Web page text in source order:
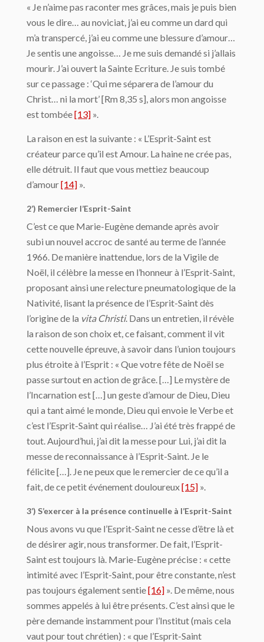
« Je n’aime pas raconter mes grâces, mais je puis bien
vous le dire… au noviciat, j’ai eu comme un dard qui
m’a transpercé, j’ai eu comme une blessure d’amour…
Je sentis une angoisse… Je me suis demandé si j’allais
mourir. J’ai ouvert la Sainte Ecriture. Je suis tombé
sur ce passage : ‘Qui me séparera de l’amour du
Christ… ni la mort’ [Rm 8,35 s], alors mon angoisse
est tombée[13] ».
La raison en est la suivante : « L’Esprit-Saint est
créateur parce qu’il est Amour. La haine ne crée pas,
elle détruit. Il faut que vous mettiez beaucoup
d’amour[14] ».
2’) Remercier l’Esprit-Saint
C’est ce que Marie-Eugène demande après avoir
subi un nouvel accroc de santé au terme de l’année
1966. De manière inattendue, lors de la Vigile de
Noël, il célèbre la messe en l’honneur à l’Esprit-Saint,
proposant ainsi une relecture pneumatologique de la
Nativité, lisant la présence de l’Esprit-Saint dès
l’origine de la vita Christi. Dans un entretien, il révèle
la raison de son choix et, ce faisant, comment il vit
cette nouvelle épreuve, à savoir dans l’union toujours
plus étroite à l’Esprit : « Que votre fête de Noël se
passe surtout en action de grâce. […] Le mystère de
l’Incarnation est […] un geste d’amour de Dieu, Dieu
qui a tant aimé le monde, Dieu qui envoie le Verbe et
c’est l’Esprit-Saint qui réalise… J’ai été très frappé de
tout. Aujourd’hui, j’ai dit la messe pour Lui, j’ai dit la
messe de reconnaissance à l’Esprit-Saint. Je le
félicite […]. Je ne peux que le remercier de ce qu’il a
fait, de ce petit événement douloureux[15] ».
3’) S’exercer à la présence continuelle à l’Esprit-Saint
Nous avons vu que l’Esprit-Saint ne cesse d’être là et
de désirer agir, nous transformer. De fait, l’Esprit-
Saint est toujours là. Marie-Eugène précise : « cette
intimité avec l’Esprit-Saint, pour être constante, n’est
pas toujours également sentie[16] ». De même, nous
sommes appelés à lui être présents. C’est ainsi que le
père demande instamment pour l’Institut (mais cela
vaut pour tout chrétien) : « que l’Esprit-Saint